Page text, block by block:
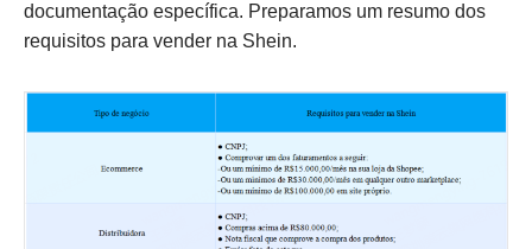
documentação específica. Preparamos um resumo dos
requisitos para vender na Shein.